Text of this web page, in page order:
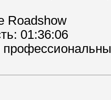
Roadshow
01:36:06